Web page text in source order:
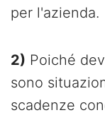
per l'azienda.
2) Poiché
sono
scadenze